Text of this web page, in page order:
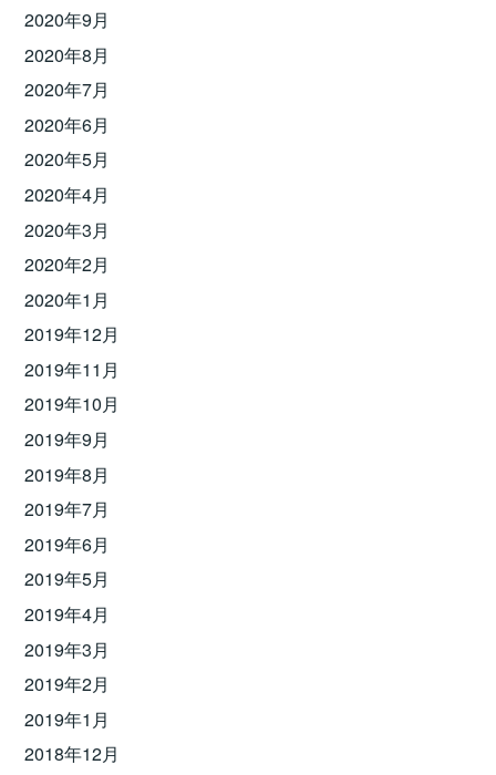
2020年9月
2020年8月
2020年7月
2020年6月
2020年5月
2020年4月
2020年3月
2020年2月
2020年1月
2019年12月
2019年11月
2019年10月
2019年9月
2019年8月
2019年7月
2019年6月
2019年5月
2019年4月
2019年3月
2019年2月
2019年1月
2018年12月